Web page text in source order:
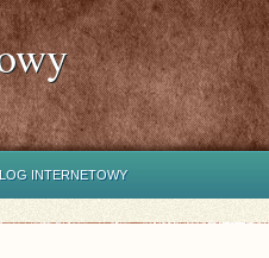
INTERNETOWY